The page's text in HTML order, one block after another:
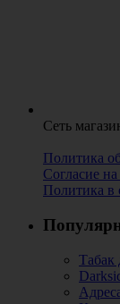
Сеть
Политика
Согласие
Политика в
Табак